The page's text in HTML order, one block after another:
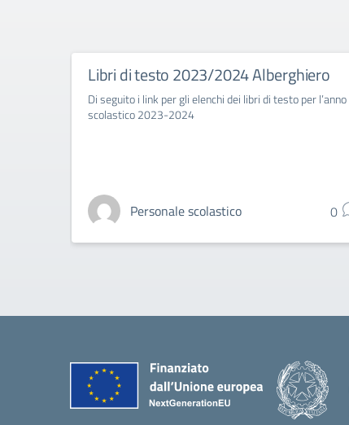
Libri di testo 2023/2024 Alberghiero
Di seguito i link per gli elenchi dei libri di testo per l’anno
scolastico 2023-2024
Personale scolastico 0